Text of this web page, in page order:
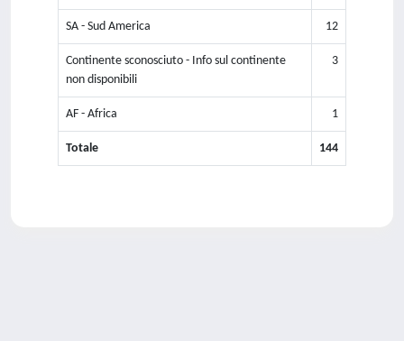
SA - Sud America 12
Continente sconosciuto - Info sul continente
non disponibili
3
AF - Africa 1
Totale 144